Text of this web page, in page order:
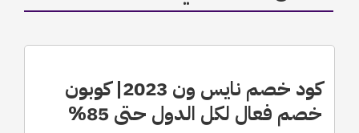
كود خصم نايس ون 2023| كوبون
خصم فعال لكل الدول حتى 85%